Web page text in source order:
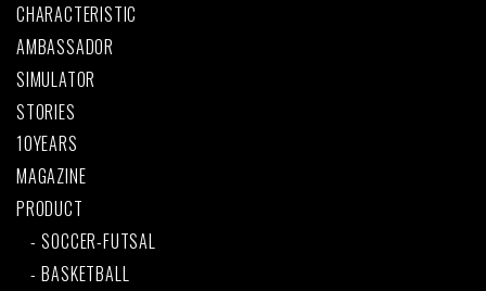
CHARACTERISTIC
AMBASSADOR
SIMULATOR
STORIES
10YEARS
MAGAZINE
PRODUCT
SOCCER-FUTSAL
BASKETBALL